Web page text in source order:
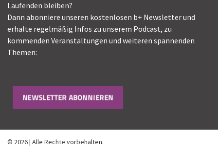
Laufenden bleiben?
Dann abonniere unseren kostenlosen b+ Newsletter und
erhalte regelmäßig Infos zu unserem Podcast, zu
kommenden Veranstaltungen und weiteren spannenden
Themen:
NEWSLETTER ABONNIEREN
© 2026 | Alle Rechte vorbehalten.